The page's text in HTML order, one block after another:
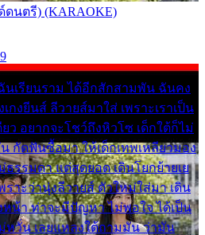
ดนตรี) (KARAOKE)
นเรียนราม ได้อีกสักสามพัน ฉันคง
กงยีนส์ ลีวายส์มาใส่ เพราะเราเป็น
ยว อยากจะโชว์ถึงหิวโซ เด็กใต้ก็ไม่
กัดฟันซื้อมา ให้เด็กเทพเหลียวมอง
ธรรมดา แต่สุดยอด เดินโยกย้ายเย
ราะว่านุ่งลีวายส์ ตัวใหม่ใส่มา เดิน
หน้า ท่าจะมีปัญหา ไม่พอใจ ได้เป็น
หวั่น เลยแหลงใต้ถามมัน ว่ามัน